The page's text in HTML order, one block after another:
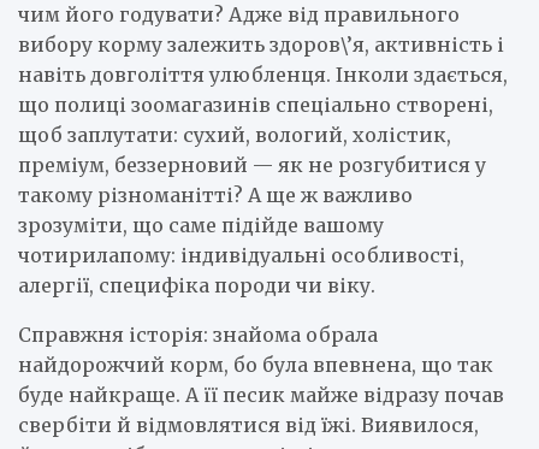
чим його годувати? Адже від правильного
вибору корму залежить здоров\’я, активність і
навіть довголіття улюбленця. Інколи здається,
що полиці зоомагазинів спеціально створені,
щоб заплутати: сухий, вологий, холістик,
преміум, беззерновий — як не розгубитися у
такому різноманітті? А ще ж важливо
зрозуміти, що саме підійде вашому
чотирилапому: індивідуальні особливості,
алергії, специфіка породи чи віку.
Справжня історія: знайома обрала
найдорожчий корм, бо була впевнена, що так
буде найкраще. А її песик майже відразу почав
свербіти й відмовлятися від їжі. Виявилося,